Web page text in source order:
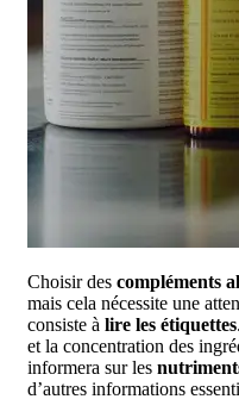
Choisir des compléments
mais cela nécessite une
consiste à lire les étiquettes
et la concentration des
informera sur les
d’autres informations